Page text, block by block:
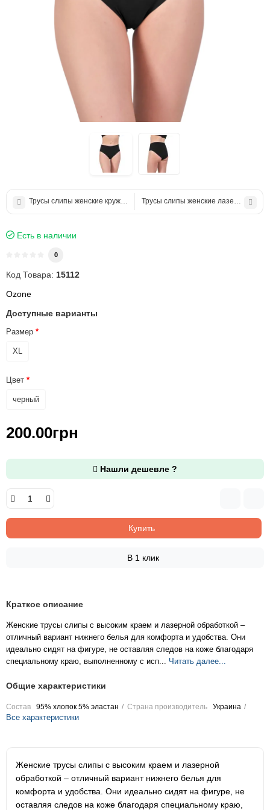
Трусы слипы женские кружевные KOZAТрусы слипы женские лазерний край
Есть в наличии
0
Код Товара: 15112
Ozone
Доступные варианты
Размер
XL
Цвет
черный
200.00грн
Нашли дешевле ?
Купить
В 1 клик
Краткое описание
Женские трусы слипы с высоким краем и лазерной обработкой –
отличный вариант нижнего белья для комфорта и удобства. Они
идеально сидят на фигуре, не оставляя следов на коже благодаря
специальному краю, выполненному с исп... Читать далее...
Общие характеристики
Состав 95% хлопок 5% эластан Страна производитель Украина
Все характеристики
Женские трусы слипы с высоким краем и лазерной
обработкой – отличный вариант нижнего белья для
комфорта и удобства. Они идеально сидят на фигуре, не
оставляя следов на коже благодаря специальному краю,